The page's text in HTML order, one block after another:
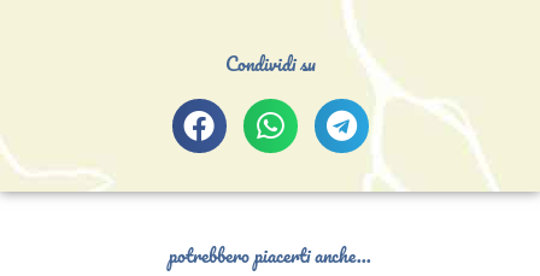
Condividi su
potrebbero piacerti anche...